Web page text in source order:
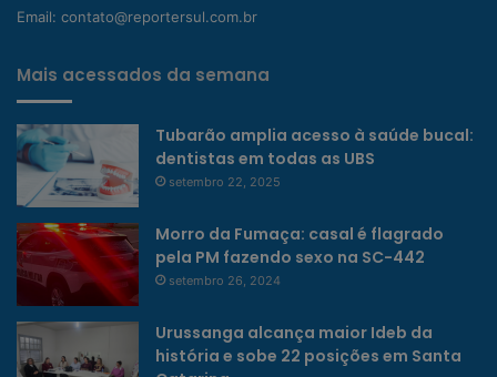
Email: contato@reportersul.com.br
Mais acessados da semana
Tubarão amplia acesso à saúde bucal:
dentistas em todas as UBS
setembro 22, 2025
Morro da Fumaça: casal é flagrado
pela PM fazendo sexo na SC-442
setembro 26, 2024
Urussanga alcança maior Ideb da
história e sobe 22 posições em Santa